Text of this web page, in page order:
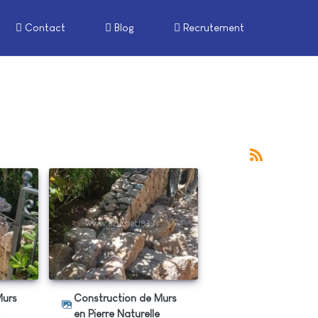
Contact Blog Recrutement
Construction de Murs
en Pierre Naturelle